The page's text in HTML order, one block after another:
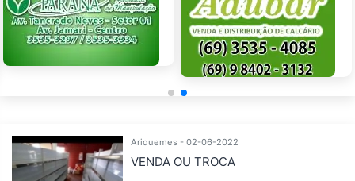
Ariquemes - 02-06-2022
VENDA OU TROCA